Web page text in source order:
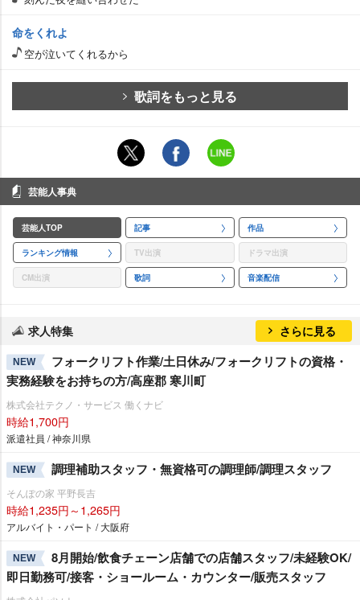
命をくれよ
空が泣いてくれるから
歌詞をもっと見る
芸能人事典
芸能人TOP 記事 作品
ランキング情報 TV出演 ドラマ出演
CM出演 歌詞 音楽配信
求人特集 さらに見る
NEW
フォークリフト作業/土日休み/フォークリフトの資格・
実務経験をお持ちの方/高座郡 寒川町
株式会社テクノ・サービス 働くナビ
時給1,700円
派遣社員 / 神奈川県
NEW 調理補助スタッフ・無資格可の調理師/調理スタッフ
そんぽの家 平野長吉
時給1,235円～1,265円
アルバイト・パート / 大阪府
NEW
8月開始/飲食チェーン店舗での店舗スタッフ/未経験OK/
即日勤務可/接客・ショールーム・カウンター/販売スタッフ